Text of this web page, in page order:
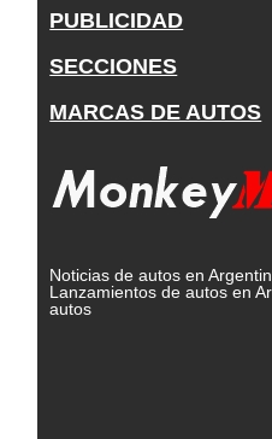
PUBLICIDAD
SECCIONES
MARCAS DE AUTOS
Noticias de autos en
Lanzamientos de autos en
autos